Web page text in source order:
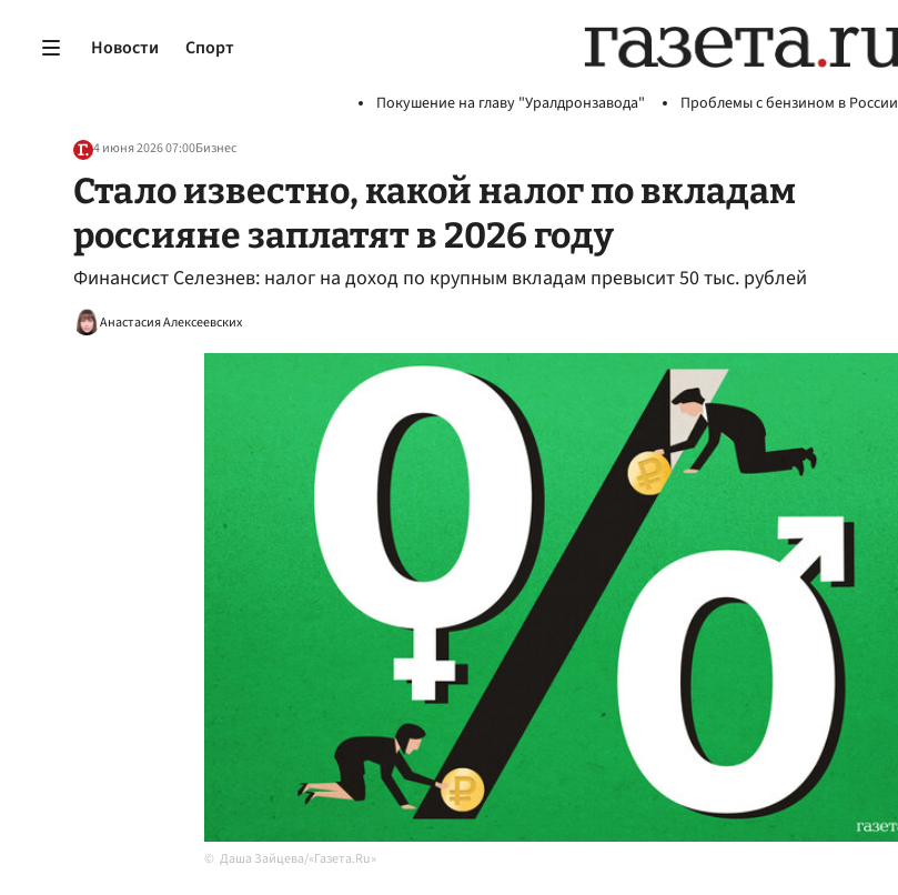
Новости Спорт
Покушение на главу "Уралдронзавода" Проблемы с бензином в России
4 июня 2026 07:00Бизнес
Стало известно, какой налог по вкладам
россияне заплатят в 2026 году
Финансист Селезнев: налог на доход по крупным вкладам превысит 50 тыс. рублей
Анастасия Алексеевских
Даша Зайцева/«Газета.Ru»